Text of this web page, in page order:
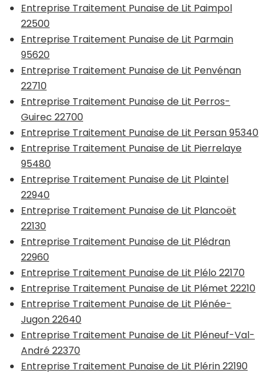
Entreprise Traitement Punaise de Lit Paimpol
22500
Entreprise Traitement Punaise de Lit Parmain
95620
Entreprise Traitement Punaise de Lit Penvénan
22710
Entreprise Traitement Punaise de Lit Perros-
Guirec 22700
Entreprise Traitement Punaise de Lit Persan 95340
Entreprise Traitement Punaise de Lit Pierrelaye
95480
Entreprise Traitement Punaise de Lit Plaintel
22940
Entreprise Traitement Punaise de Lit Plancoët
22130
Entreprise Traitement Punaise de Lit Plédran
22960
Entreprise Traitement Punaise de Lit Plélo 22170
Entreprise Traitement Punaise de Lit Plémet 22210
Entreprise Traitement Punaise de Lit Plénée-
Jugon 22640
Entreprise Traitement Punaise de Lit Pléneuf-Val-
André 22370
Entreprise Traitement Punaise de Lit Plérin 22190